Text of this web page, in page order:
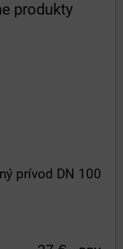
produkty
prívod DN 100